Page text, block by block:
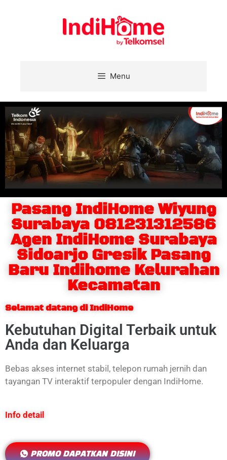
Menu
Pasang IndiHome Wiyung
Surabaya 081231312586
Agen IndiHome Surabaya
Sidoarjo Gresik Pasang
Baru Indihome Kelurahan
Kecamatan
Selamat datang di IndiHome
Kebutuhan Digital Terbaik untuk
Anda dan Keluarga
Bebas akses internet stabil, telepon rumah jernih dan
tayangan TV interaktif terpopuler dengan IndiHome.
Info detail
PROMO DAPATKAN DISINI